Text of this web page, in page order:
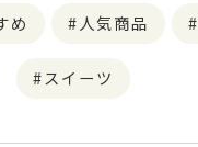
め 人気商品
スイーツ